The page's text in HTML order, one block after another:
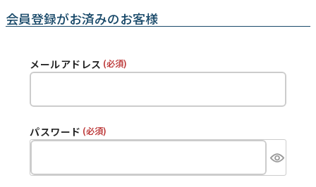
会員登録がお済みのお客様
メールアドレス (必須)
パスワード (必須)